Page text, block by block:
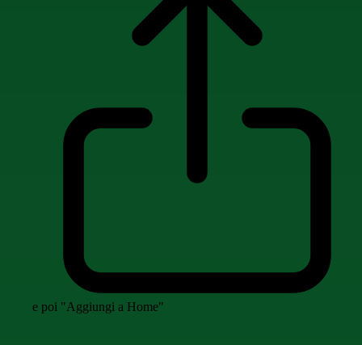
e poi "Aggiungi a Home"